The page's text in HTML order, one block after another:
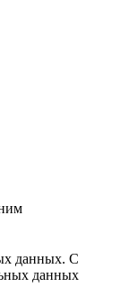
данных. С
данных